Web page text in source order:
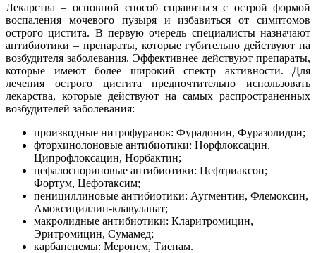
Лекарства – основной способ справиться с острой формой
воспаления мочевого пузыря и избавиться от симптомов
острого цистита. В первую очередь специалисты назначают
антибиотики – препараты, которые губительно действуют на
возбудителя заболевания. Эффективнее действуют препараты,
которые имеют более широкий спектр активности. Для
лечения острого цистита предпочтительно использовать
лекарства, которые действуют на самых распространенных
возбудителей заболевания:
производные нитрофуранов: Фурадонин, Фуразолидон;
фторхинолоновые антибиотики: Норфлоксацин,
Ципрофлоксацин, Норбактин;
цефалоспориновые антибиотики: Цефтриаксон;
Фортум, Цефотаксим;
пенициллиновые антибиотики: Аугментин, Флемоксин,
Амоксициллин-клавуланат;
макролидные антибиотики: Кларитромицин,
Эритромицин, Сумамед;
карбапенемы: Меронем, Тиенам.